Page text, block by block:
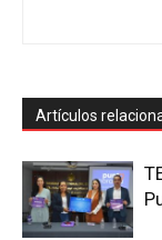
Artículos